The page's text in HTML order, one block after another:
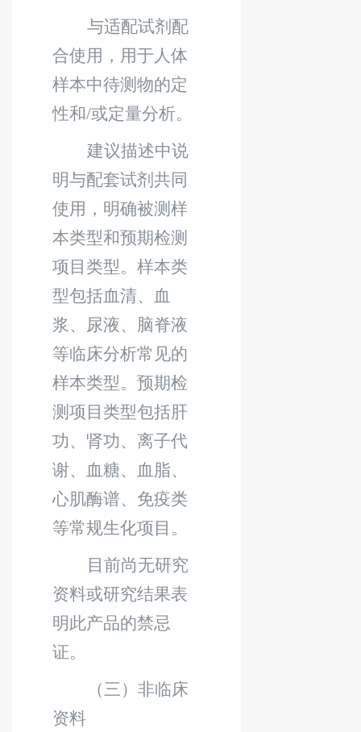
与适配试剂配
合使用，用于人体
样本中待测物的定
性和/或定量分析。
建议描述中说
明与配套试剂共同
使用，明确被测样
本类型和预期检测
项目类型。样本类
型包括血清、血
浆、尿液、脑脊液
等临床分析常见的
样本类型。预期检
测项目类型包括肝
功、肾功、离子代
谢、血糖、血脂、
心肌酶谱、免疫类
等常规生化项目。
目前尚无研究
资料或研究结果表
明此产品的禁忌
证。
（三）非临床
资料